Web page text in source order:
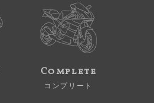
Complete
コンプリート